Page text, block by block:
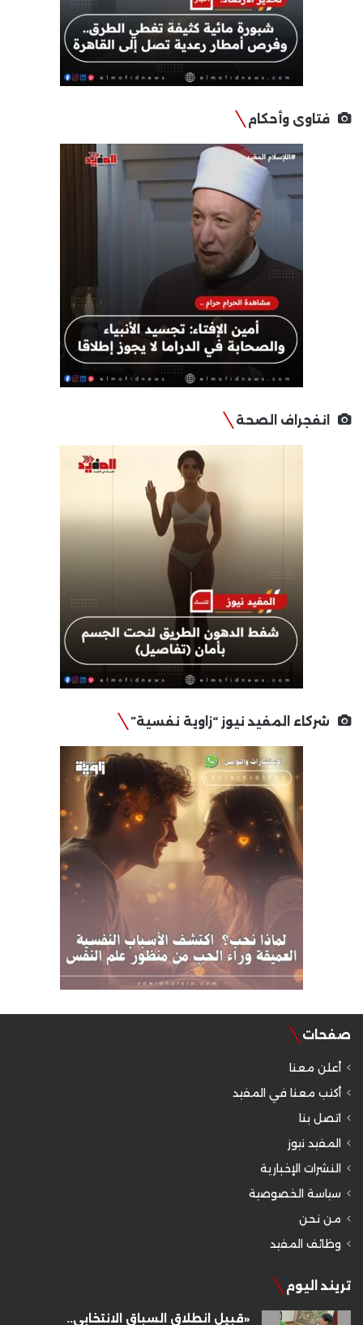
فتاوى وأحكام
انفجراف الصحة
شركاء المفيد نيوز “زاوية نفسية”
صفحات
أعلن معنا
أكتب معنا في المفيد
اتصل بنا
المفيد نيوز
النشرات الإخبارية
سياسة الخصوصية
من نحن
وظائف المفيد
تريند اليوم
«قبيل انطلاق السباق الانتخابي..